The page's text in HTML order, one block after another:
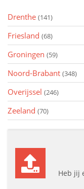
Drenthe (141)
Friesland (68)
Groningen (59)
Noord-Brabant (348)
Overijssel (246)
Zeeland (70)
Heb jij